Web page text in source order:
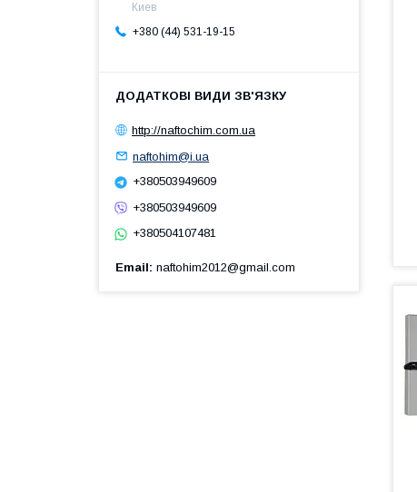
Киев
+380 (44) 531-19-15
http://naftochim.com.ua
naftohim@i.ua
+380503949609
+380503949609
+380504107481
Email naftohim2012@gmail.com